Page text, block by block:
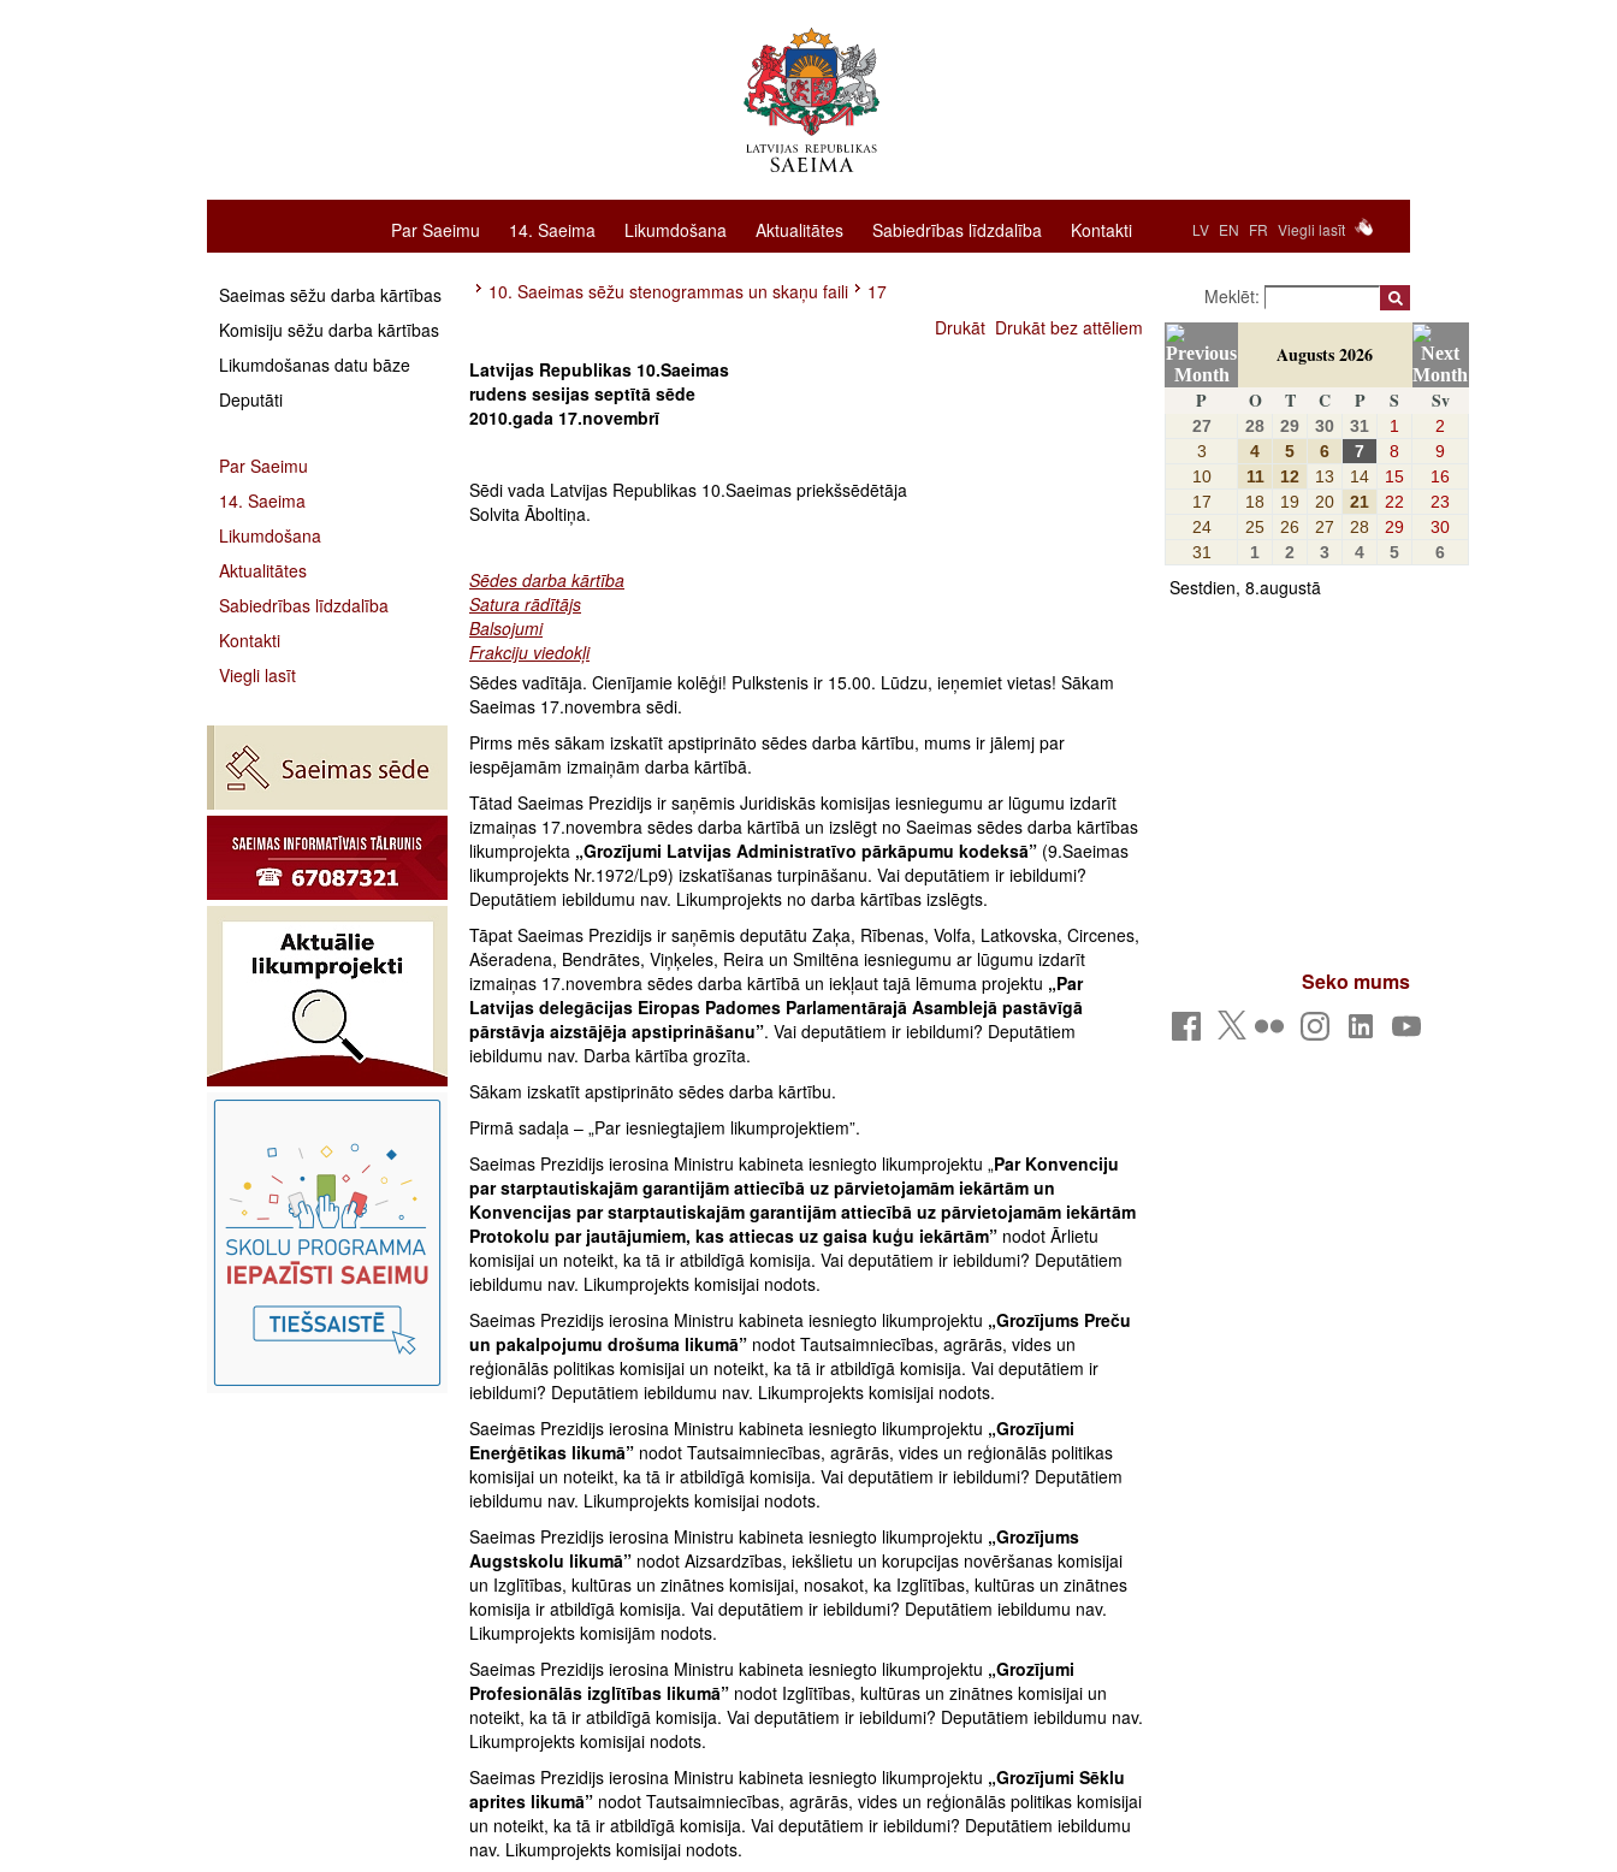
LV EN FR Viegli lasīt
Par Saeimu 14. Saeima Likumdošana Aktualitātes Sabiedrības līdzdalība Kontakti
Saeimas sēžu darba kārtības
Komisiju sēžu darba kārtības
Likumdošanas datu bāze
Deputāti
Par Saeimu
14. Saeima
Likumdošana
Aktualitātes
Sabiedrības līdzdalība
Kontakti
Viegli lasīt
10. Saeimas sēžu stenogrammas un skaņu faili
17
Drukāt Drukāt bez attēliem
Latvijas Republikas 10.Saeimas
rudens sesijas septītā sēde
2010.gada 17.novembrī
Sēdi vada Latvijas Republikas 10.Saeimas priekšsēdētāja
Solvita Āboltiņa.
Sēdes darba kārtība
Satura rādītājs
Balsojumi
Frakciju viedokļi
Sēdes vadītāja. Cienījamie kolēģi! Pulkstenis ir 15.00. Lūdzu, ieņemiet vietas! Sākam
Saeimas 17.novembra sēdi.
Pirms mēs sākam izskatīt apstiprināto sēdes darba kārtību, mums ir jālemj par
iespējamām izmaiņām darba kārtībā.
Tātad Saeimas Prezidijs ir saņēmis Juridiskās komisijas iesniegumu ar lūgumu izdarīt
izmaiņas 17.novembra sēdes darba kārtībā un izslēgt no Saeimas sēdes darba kārtības
likumprojekta „Grozījumi Latvijas Administratīvo pārkāpumu kodeksā” (9.Saeimas
likumprojekts Nr.1972/Lp9) izskatīšanas turpināšanu. Vai deputātiem ir iebildumi?
Deputātiem iebildumu nav. Likumprojekts no darba kārtības izslēgts.
Tāpat Saeimas Prezidijs ir saņēmis deputātu Zaķa, Rībenas, Volfa, Latkovska, Circenes,
Ašeradena, Bendrātes, Viņķeles, Reira un Smiltēna iesniegumu ar lūgumu izdarīt
izmaiņas 17.novembra sēdes darba kārtībā un iekļaut tajā lēmuma projektu „Par
Latvijas delegācijas Eiropas Padomes Parlamentārajā Asamblejā pastāvīgā
pārstāvja aizstājēja apstiprināšanu”. Vai deputātiem ir iebildumi? Deputātiem
iebildumu nav. Darba kārtība grozīta.
Sākam izskatīt apstiprināto sēdes darba kārtību.
Pirmā sadaļa – „Par iesniegtajiem likumprojektiem”.
Saeimas Prezidijs ierosina Ministru kabineta iesniegto likumprojektu „Par Konvenciju
par starptautiskajām garantijām attiecībā uz pārvietojamām iekārtām un
Konvencijas par starptautiskajām garantijām attiecībā uz pārvietojamām iekārtām
Protokolu par jautājumiem, kas attiecas uz gaisa kuģu iekārtām” nodot Ārlietu
komisijai un noteikt, ka tā ir atbildīgā komisija. Vai deputātiem ir iebildumi? Deputātiem
iebildumu nav. Likumprojekts komisijai nodots.
Saeimas Prezidijs ierosina Ministru kabineta iesniegto likumprojektu „Grozījums Preču
un pakalpojumu drošuma likumā” nodot Tautsaimniecības, agrārās, vides un
reģionālās politikas komisijai un noteikt, ka tā ir atbildīgā komisija. Vai deputātiem ir
iebildumi? Deputātiem iebildumu nav. Likumprojekts komisijai nodots.
Saeimas Prezidijs ierosina Ministru kabineta iesniegto likumprojektu „Grozījumi
Enerģētikas likumā” nodot Tautsaimniecības, agrārās, vides un reģionālās politikas
komisijai un noteikt, ka tā ir atbildīgā komisija. Vai deputātiem ir iebildumi? Deputātiem
iebildumu nav. Likumprojekts komisijai nodots.
Saeimas Prezidijs ierosina Ministru kabineta iesniegto likumprojektu „Grozījums
Augstskolu likumā” nodot Aizsardzības, iekšlietu un korupcijas novēršanas komisijai
un Izglītības, kultūras un zinātnes komisijai, nosakot, ka Izglītības, kultūras un zinātnes
komisija ir atbildīgā komisija. Vai deputātiem ir iebildumi? Deputātiem iebildumu nav.
Likumprojekts komisijām nodots.
Saeimas Prezidijs ierosina Ministru kabineta iesniegto likumprojektu „Grozījumi
Profesionālās izglītības likumā” nodot Izglītības, kultūras un zinātnes komisijai un
noteikt, ka tā ir atbildīgā komisija. Vai deputātiem ir iebildumi? Deputātiem iebildumu nav.
Likumprojekts komisijai nodots.
Saeimas Prezidijs ierosina Ministru kabineta iesniegto likumprojektu „Grozījumi Sēklu
aprites likumā” nodot Tautsaimniecības, agrārās, vides un reģionālās politikas komisijai
un noteikt, ka tā ir atbildīgā komisija. Vai deputātiem ir iebildumi? Deputātiem iebildumu
nav. Likumprojekts komisijai nodots.
Meklēt:
Augusts 2026
P
O T C P S Sv
27 28 29 30 31 1
2
3
4 5 6 7 8
9
10
11 12 13 14 15
16
17
18 19 20 21 22
23
24
25 26 27 28 29
30
31
1 2 3 4 5 6
Sestdien, 8.augustā
Seko mums